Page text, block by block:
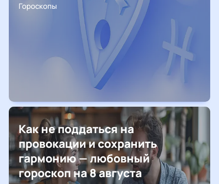
Гороскопы
Как не поддаться на
провокации и сохранить
гармонию — любовный
гороскоп на 8 августа